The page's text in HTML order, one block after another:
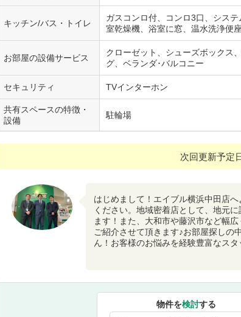
キッチン/バス・トイレ
ガスコンロ付、コンロ3口、シス
室乾燥機、浴室に窓、温水洗浄便
お部屋の設備サービス
クローゼット、シューズボックス
グ、ベランダ･バルコニー
セキュリティ TVインターホン
共有スペースの特徴・
設備
駐輪場
次回更新予定
はじめまして！エイブル横浜中田店
ください。地域密着店として、地元
ます！また、大和市や藤沢市など幅
ご紹介させて頂きます♪お部屋探しの
ん！お客様のお悩みを経験豊富なス
物件を検討する